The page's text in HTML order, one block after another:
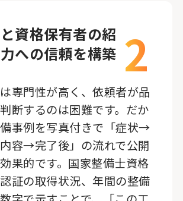
資格保有者の紹
への信頼を構築 2
専門性が高く、依頼者が品
断するのは困難です。だか
事例を写真付きで「症状→
容→完了後」の流れで公開
果的です。国家整備士資格
証の取得状況、年間の整備